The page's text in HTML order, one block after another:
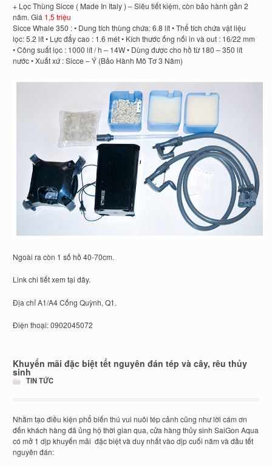
+ Lọc Thùng Sicce ( Made In Italy ) – Siêu tiết kiệm, còn bảo hành gần 2
năm. Giá 1,5 triệu
Sicce Whale 350 : • Dung tích thùng chứa: 6.8 lít • Thể tích chứa vật liệu
lọc: 5.2 lít • Lực đẩy cao : 1.6 mét • Kích thước ống nối in và out : 16/22 mm
• Công suất lọc : 1000 lít / h – 14W • Dùng được cho hồ từ 180 – 350 lít
nước • Xuất xứ : Sicce – Ý (Bảo Hành Mô Tơ 3 Năm)
Ngoài ra còn 1 số hồ 40-70cm.
Link chi tiết xem tại đây.
Địa chỉ A1/A4 Cống Quỳnh, Q1.
Điện thoại: 0902045072
Khuyến mãi đặc biệt tết nguyên đán tép và cây, rêu thủy
sinh
TIN TỨC
Nhằm tạo điều kiện phổ biến thú vui nuôi tép cảnh cũng như lời cám ơn
đến khách hàng đã ủng hộ thời gian qua, cửa hàng thủy sinh SaiGon Aqua
có mở 1 dịp khuyến mãi đặc biệt và duy nhất vào dịp cuối năm và đầu tết
nguyên đán: